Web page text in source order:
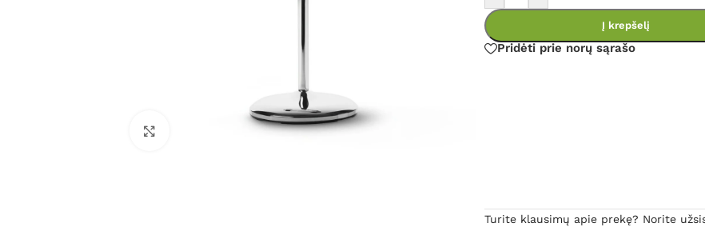
Spustelėkite, kad padidintumėte
Į krepšelį
Pridėti prie norų sąrašo
Turite klausimų apie prekę? Norite